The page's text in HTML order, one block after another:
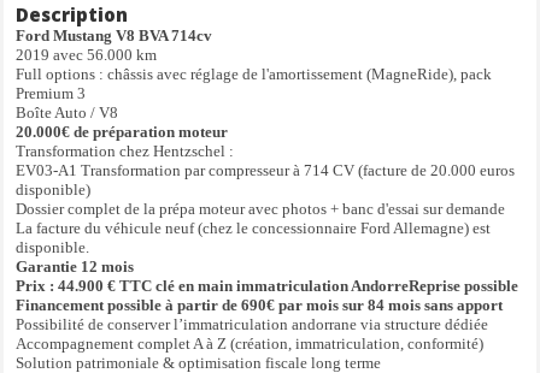
Description
Ford Mustang V8 BVA 714cv
2019 avec 56.000 km
Full options : châssis avec réglage de l'amortissement (MagneRide), pack
Premium 3
Boîte Auto / V8
20.000€ de préparation moteur
Transformation chez Hentzschel :
EV03-A1 Transformation par compresseur à 714 CV (facture de 20.000 euros
disponible)
Dossier complet de la prépa moteur avec photos + banc d'essai sur demande
La facture du véhicule neuf (chez le concessionnaire Ford Allemagne) est
disponible.
Garantie 12 mois
Prix : 44.900 € TTC clé en main immatriculation AndorreReprise possible
Financement possible à partir de 690€ par mois sur 84 mois sans apport
Possibilité de conserver l’immatriculation andorrane via structure dédiée
Accompagnement complet A à Z (création, immatriculation, conformité)
Solution patrimoniale & optimisation fiscale long terme